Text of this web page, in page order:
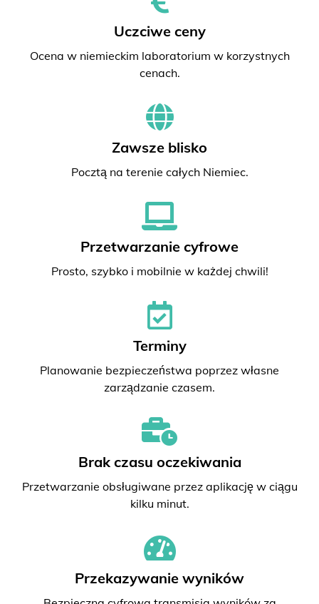
Uczciwe ceny
Ocena w niemieckim laboratorium w korzystnych
cenach.
Zawsze blisko
Pocztą na terenie całych Niemiec.
Przetwarzanie cyfrowe
Prosto, szybko i mobilnie w każdej chwili!
Terminy
Planowanie bezpieczeństwa poprzez własne
zarządzanie czasem.
Brak czasu oczekiwania
Przetwarzanie obsługiwane przez aplikację w ciągu
kilku minut.
Przekazywanie wyników